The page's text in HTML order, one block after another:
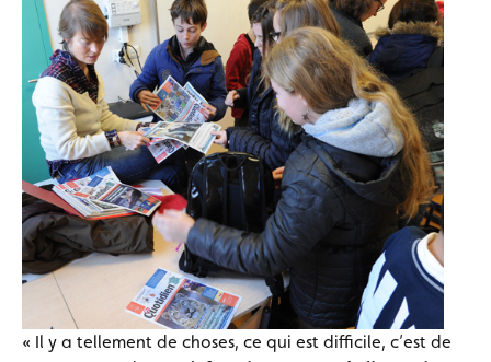
« Il y a tellement de choses, ce qui est difficile, c’est de